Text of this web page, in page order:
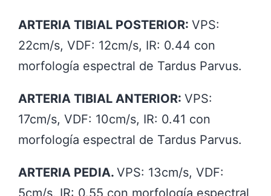
ARTERIA TIBIAL POSTERIOR: VPS:
22cm/s, VDF: 12cm/s, IR: 0.44 con
morfología espectral de Tardus Parvus.
ARTERIA TIBIAL ANTERIOR: VPS:
17cm/s, VDF: 10cm/s, IR: 0.41 con
morfología espectral de Tardus Parvus.
ARTERIA PEDIA. VPS: 13cm/s, VDF:
5cm/s, IR: 0.55 con morfología espectral